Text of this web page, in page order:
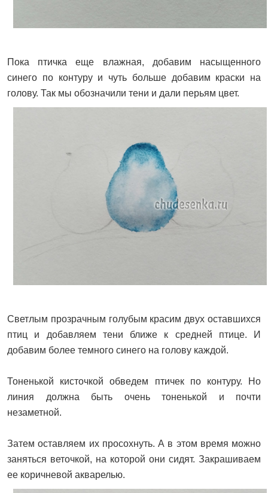
Пока птичка еще влажная, добавим насыщенного
синего по контуру и чуть больше добавим краски на
голову. Так мы обозначили тени и дали перьям цвет.
Светлым прозрачным голубым красим двух оставшихся
птиц и добавляем тени ближе к средней птице. И
добавим более темного синего на голову каждой.
Тоненькой кисточкой обведем птичек по контуру. Но
линия должна быть очень тоненькой и почти
незаметной.
Затем оставляем их просохнуть. А в этом время можно
заняться веточкой, на которой они сидят. Закрашиваем
ее коричневой акварелью.